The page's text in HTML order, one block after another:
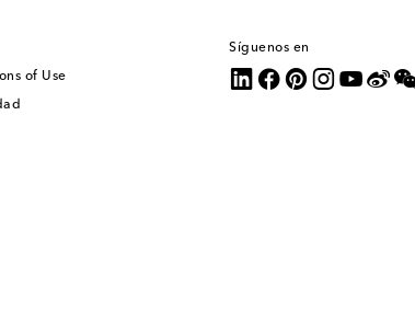
of Use
Síguenos en